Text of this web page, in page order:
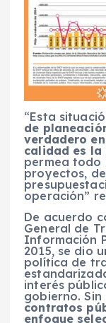
“Esta
de
verdadero
calidad es la
permea todo
proyectos,
operación”
De acuerdo
General de
Información
2015, se dio
política de
interés
gobierno.
contratos
enfoque